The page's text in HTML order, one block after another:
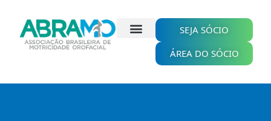
conteúdo
SEJA SÓCIO
ÁREA DO SÓCIO